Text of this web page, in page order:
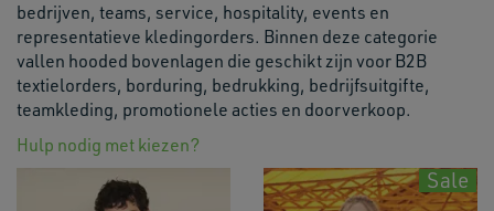
bedrijven, teams, service, hospitality, events en
representatieve kledingorders. Binnen deze categorie
vallen hooded bovenlagen die geschikt zijn voor B2B
textielorders, borduring, bedrukking, bedrijfsuitgifte,
teamkleding, promotionele acties en doorverkoop.
Hulp nodig met kiezen?
Sale